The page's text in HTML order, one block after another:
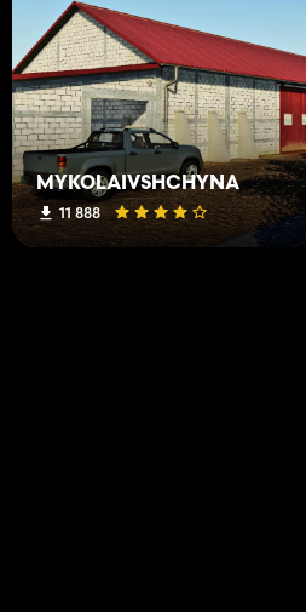
MYKOLAIVSHCHYNA
11 888